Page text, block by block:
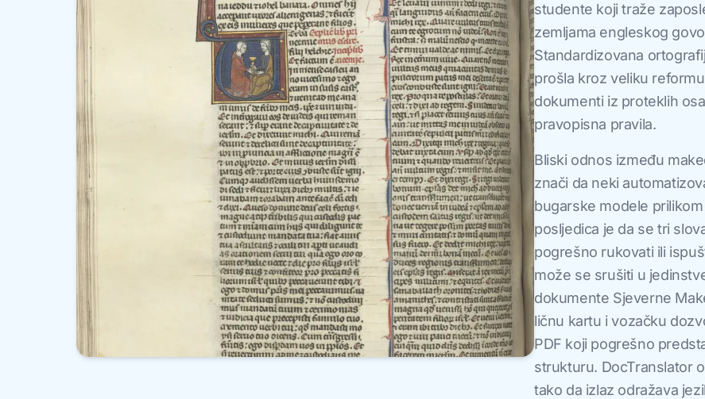
studente koji traže
zemljama engleskog
Standardizovana
prošla kroz veliku
dokumenti iz proteklih
pravopisna pravila.
Bliski odnos između
znači da neki
bugarske modele
posljedica je da se tri
pogrešno rukovati ili
može se srušiti u
dokumente Sjeverne
ličnu kartu i vozačku
PDF koji pogrešno
strukturu. DocTranslator
tako da izlaz odražava